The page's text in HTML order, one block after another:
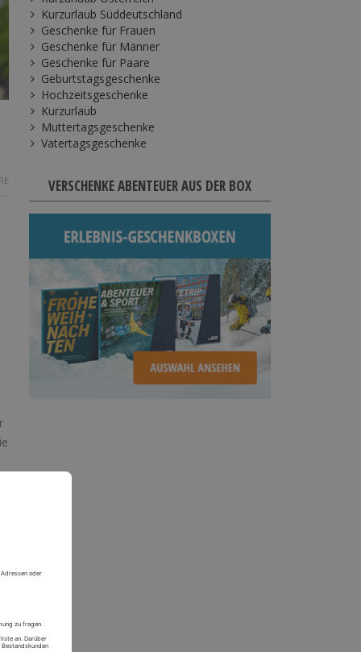
Kurzurlaub Süddeutschland
Geschenke für Frauen
Geschenke für Männer
Geschenke für Paare
Geburtstagsgeschenke
Hochzeitsgeschenke
Kurzurlaub
Muttertagsgeschenke
Vatertagsgeschenke
VERSCHENKE ABENTEUER AUS DER BOX